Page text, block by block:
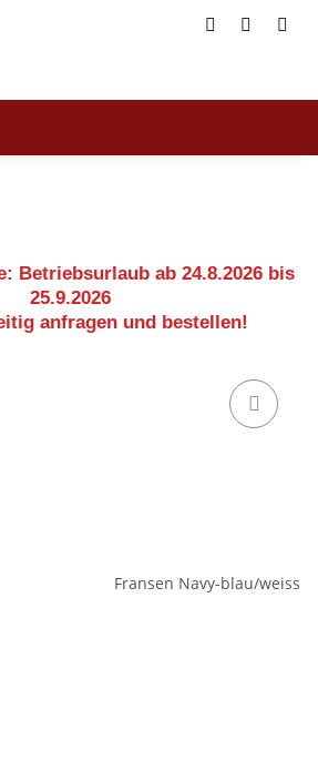
Betriebsurlaub ab 24.8.2026 bis
25.9.2026
anfragen und bestellen!